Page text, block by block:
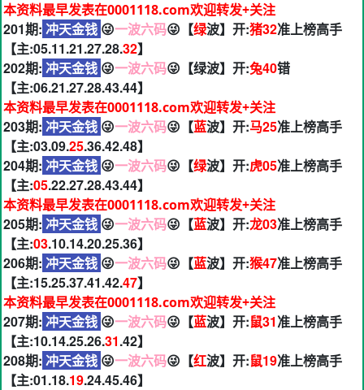
本资料最早发表在0001118.com欢迎转发+关注
201期: 冲天金钱 😜一波六码😜【绿波】开:猪32准上榜高手
【主:05.11.21.27.28.32】
202期: 冲天金钱 😜一波六码😜【绿波】开:兔40错
【主:06.21.27.28.43.44】
本资料最早发表在0001118.com欢迎转发+关注
203期: 冲天金钱 😜一波六码😜【蓝波】开:马25准上榜高手
【主:03.09.25.36.42.48】
204期: 冲天金钱 😜一波六码😜【绿波】开:虎05准上榜高手
【主:05.22.27.28.43.44】
本资料最早发表在0001118.com欢迎转发+关注
205期: 冲天金钱 😜一波六码😜【蓝波】开:龙03准上榜高手
【主:03.10.14.20.25.36】
206期: 冲天金钱 😜一波六码😜【蓝波】开:猴47准上榜高手
【主:15.25.37.41.42.47】
本资料最早发表在0001118.com欢迎转发+关注
207期: 冲天金钱 😜一波六码😜【蓝波】开:鼠31准上榜高手
【主:10.14.25.26.31.42】
208期: 冲天金钱 😜一波六码😜【红波】开:鼠19准上榜高手
【主:01.18.19.24.45.46】